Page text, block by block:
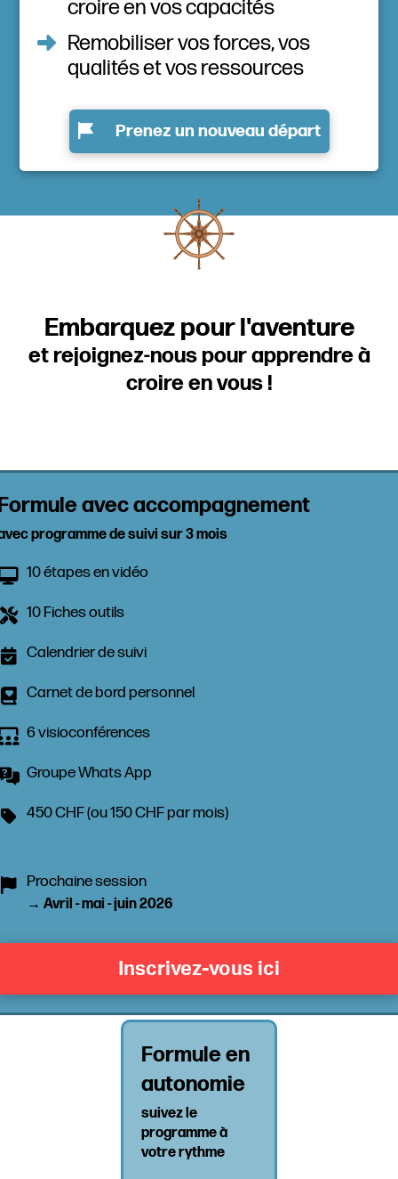
croire en vos capacités
Remobiliser vos forces, vos
qualités et vos ressources
Prenez un nouveau départ
Embarquez pour l'aventure
et rejoignez-nous pour apprendre à
croire en vous !
avec accompagnement
programme de suivi sur 3 mois
10 étapes en vidéo
10 Fiches outils
Calendrier de suivi
Carnet de bord personnel
6 visioconférences
Groupe Whats App
450 CHF (ou 150 CHF par mois)
Prochaine session
→ Avril - mai - juin 2026
Inscrivez-vous ici
Formule en
autonomie
suivez le
programme à
votre rythme